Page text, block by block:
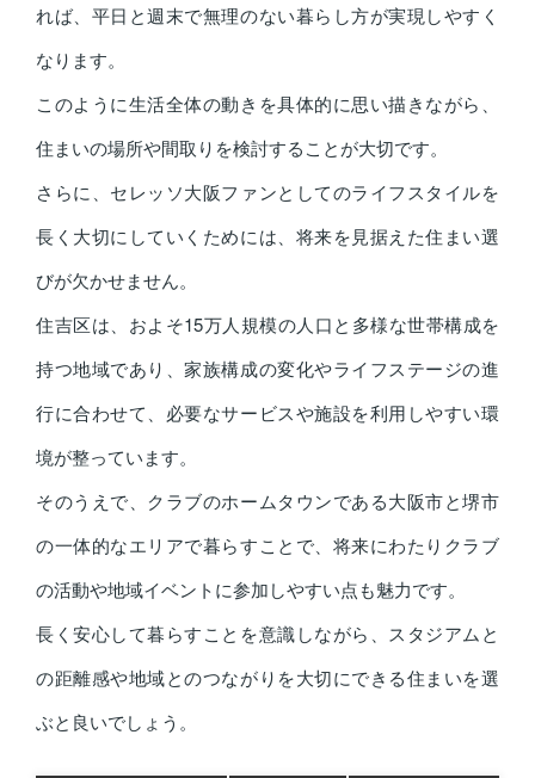
れば、平日と週末で無理のない暮らし方が実現しやすく
なります。
このように生活全体の動きを具体的に思い描きながら、
住まいの場所や間取りを検討することが大切です。
さらに、セレッソ大阪ファンとしてのライフスタイルを
長く大切にしていくためには、将来を見据えた住まい選
びが欠かせません。
住吉区は、およそ15万人規模の人口と多様な世帯構成を
持つ地域であり、家族構成の変化やライフステージの進
行に合わせて、必要なサービスや施設を利用しやすい環
境が整っています。
そのうえで、クラブのホームタウンである大阪市と堺市
の一体的なエリアで暮らすことで、将来にわたりクラブ
の活動や地域イベントに参加しやすい点も魅力です。
長く安心して暮らすことを意識しながら、スタジアムと
の距離感や地域とのつながりを大切にできる住まいを選
ぶと良いでしょう。